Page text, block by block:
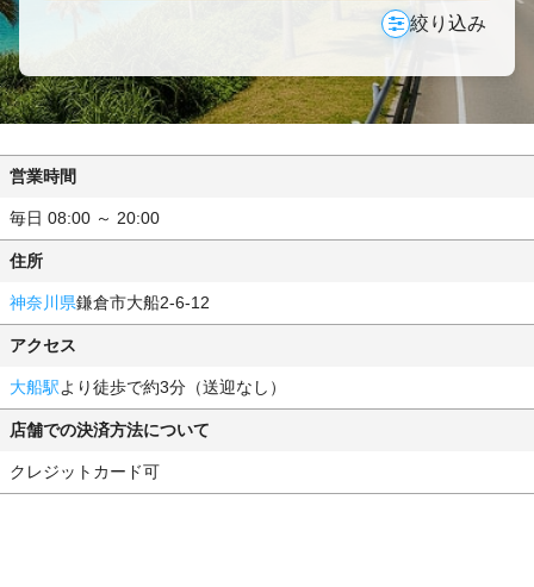
絞り込み
営業時間
毎日 08:00 ～ 20:00
住所
神奈川県鎌倉市大船2-6-12
アクセス
大船駅より徒歩で約3分（送迎なし）
店舗での決済方法について
クレジットカード可